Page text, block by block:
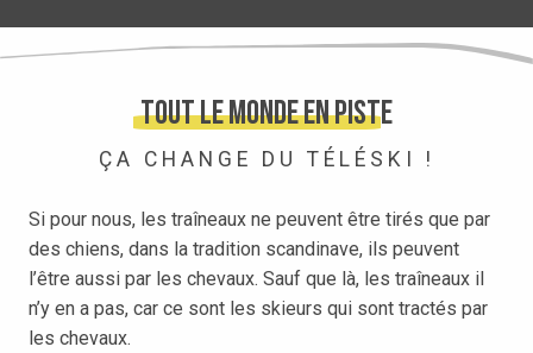
Tout le monde en piste
ÇA CHANGE DU TÉLÉSKI !
Si pour nous, les traîneaux ne peuvent être tirés que par
des chiens, dans la tradition scandinave, ils peuvent
l’être aussi par les chevaux. Sauf que là, les traîneaux il
n’y en a pas, car ce sont les skieurs qui sont tractés par
les chevaux.